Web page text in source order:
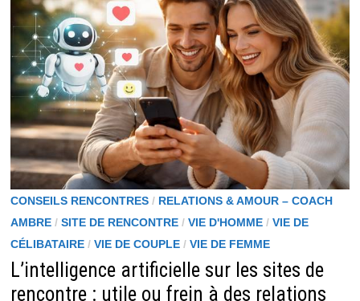
CONSEILS RENCONTRES/ RELATIONS & AMOUR – COACH
AMBRE/ SITE DE RENCONTRE/ VIE D'HOMME/ VIE DE
CÉLIBATAIRE/ VIE DE COUPLE/ VIE DE FEMME
L’intelligence artificielle sur les sites de
rencontre : utile ou frein à des relations